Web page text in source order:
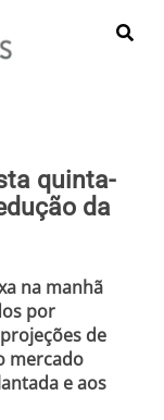
quinta-
da
na manhã
por
de
mercado
e aos